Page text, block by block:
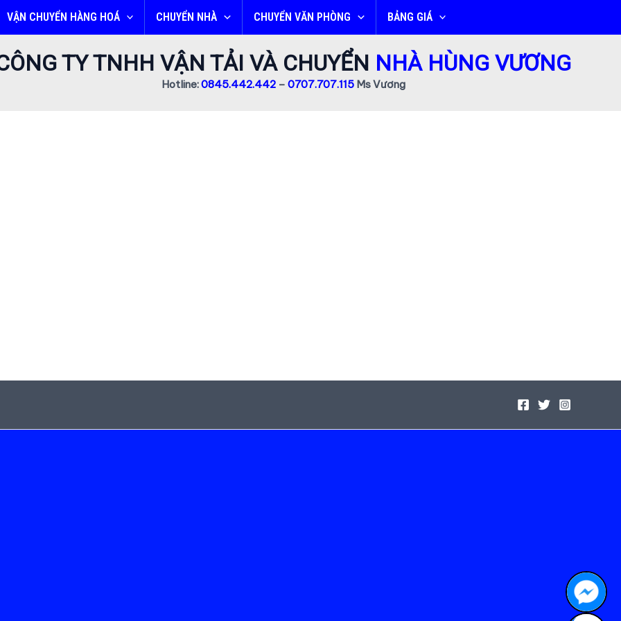
VẬN CHUYỂN HÀNG HOÁ CHUYỂN NHÀ CHUYỂN VĂN PHÒNG BẢNG GIÁ
TY TNHH VẬN TẢI VÀ CHUYỂN NHÀ HÙNG VƯƠNG
Hotline:0845.442.442– 0707.707.115Ms Vương